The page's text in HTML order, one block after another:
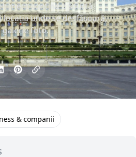
conține o scurtă
unde se desfășoară,
galerie foto.
& companii